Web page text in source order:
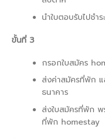
นำใบตอบรับไปชำ
ขั้นที่ 3
กรอกใบสมัคร
ส่งค่าสมัครที่พัก แ
ธนาคาร
ส่งใบสมัครที่พัก พ
ที่พัก homestay